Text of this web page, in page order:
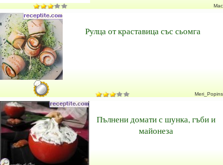
Mac
Рулца от краставица със сьомга
Meri_Popins
Пълнени домати с шунка, гъби и
майонеза